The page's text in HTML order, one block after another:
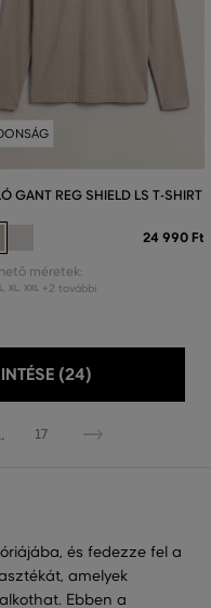
GANT REG SHIELD LS T-SHIRT
24 990 Ft
méretek:
L, XL, XXL +2 további
(24)
17
és fedezze fel a
amelyek
Ebben a